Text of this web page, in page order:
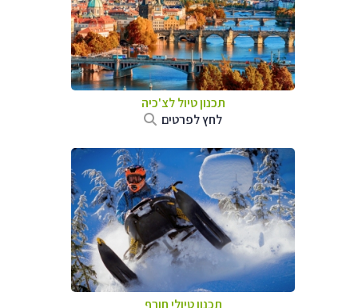
תכנון טיול לצ'כיה
לחץ לפרטים
תכנון טיולי חורף